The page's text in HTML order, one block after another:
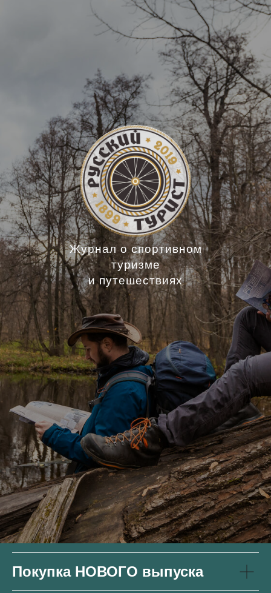
Журнал о спортивном
туризме
и путешествиях
Покупка НОВОГО выпуска